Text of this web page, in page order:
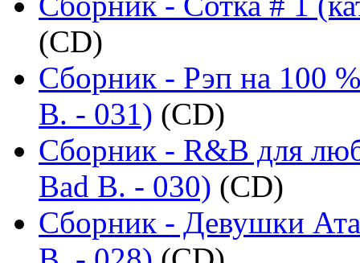
(CD)
Сборник - Рэп на 100
B. - 031) (CD)
Сборник - R&B для
Bad B. - 030) (CD)
Сборник - Девушки